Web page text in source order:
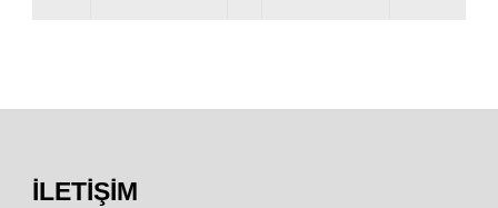
İLETIŞIM